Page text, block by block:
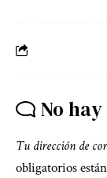
No
Tu dirección de
obligatorios